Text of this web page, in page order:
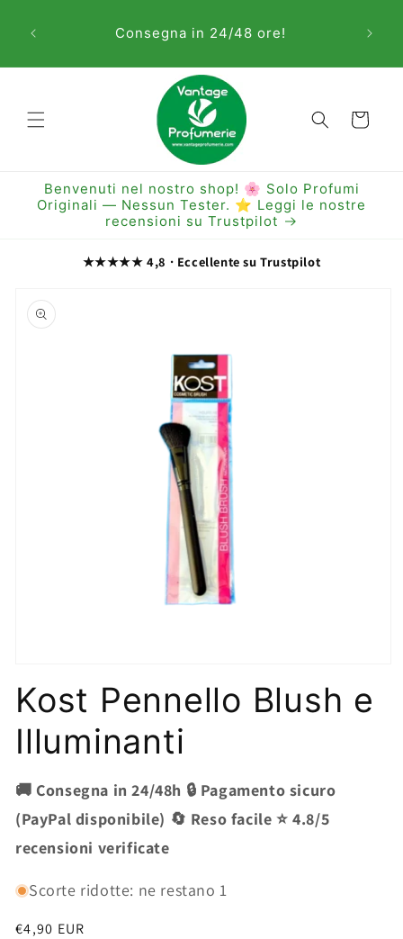
ai contenuti
Consegna in 24/48 ore!
Carrello
Benvenuti nel nostro shop! 🌸 Solo Profumi
Originali — Nessun Tester. ⭐ Leggi le nostre
recensioni su Trustpilot
★★★★★ 4,8 · Eccellente su Trustpilot
informazioni
sul prodotto
multimediali
1
finestra
modale
Kost Pennello Blush e
Illuminanti
🚚 Consegna in 24/48h 🔒 Pagamento sicuro
(PayPal disponibile) 🔄 Reso facile ⭐ 4.8/5
recensioni verificate
Scorte ridotte: ne restano 1
Prezzo
€4,90 EUR